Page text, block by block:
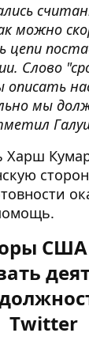
можно
цепи
Слово
описать
мы
Харш
США
Twitter